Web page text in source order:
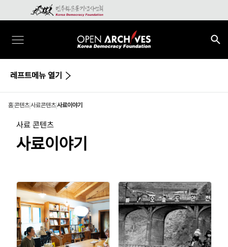
레프트메뉴 열기
홈콘텐츠사료콘텐츠사료이야기
사료 콘텐츠
사료이야기